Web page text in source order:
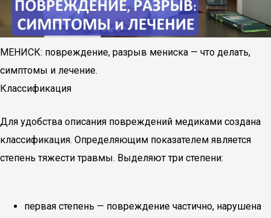
МЕНИСК: повреждение, разрыв мениска — что делать,
симптомы и лечение.
Классификация
Для удобства описания повреждений медиками создана
классификация. Определяющим показателем является
степень тяжести травмы. Выделяют три степени:
первая степень — повреждение частично, нарушена